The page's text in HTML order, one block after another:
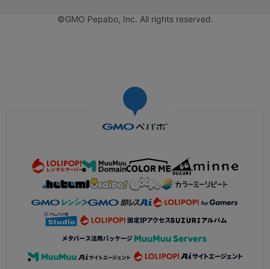
©GMO Pepabo, Inc. All rights reserved.